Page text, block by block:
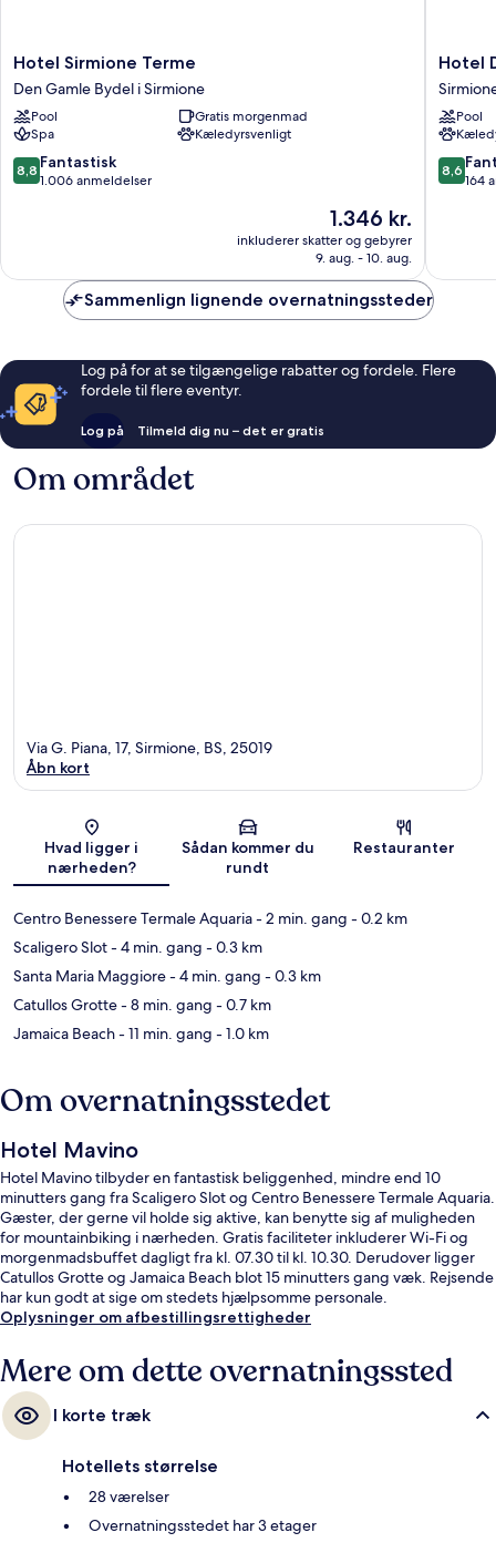
Hotel
Sirmione
Terme
Den
Gamle
Bydel
i
Hotel Sirmione Terme
Den Gamle Bydel i Sirmione
Pool
Gratis morgenmad
Spa
Kæledyrsvenligt
8.8
ud
anmeldelser
8,8 Fantastisk
1.006 anmeldelser
Prisen
1.346 kr.
1.346 kr.
inkluderer skatter og gebyrer
9. aug. - 10. aug.
Hotel
Désirée
by
Double
Hotel
Pool
8.6
ud
8,6
164
Sammenlign lignende overnatningssteder
Log på for at se tilgængelige rabatter og fordele. Flere
fordele til flere eventyr.
Log på Tilmeld dig nu – det er gratis
Om området
Kort
Via G. Piana, 17, Sirmione, BS, 25019
Åbn kort
Hvad ligger i
nærheden?
Sådan kommer du
rundt
Restauranter
Centro Benessere Termale Aquaria- 2 min. gang - 0.2 km
Scaligero Slot- 4 min. gang - 0.3 km
Santa Maria Maggiore- 4 min. gang - 0.3 km
Catullos Grotte- 8 min. gang - 0.7 km
Jamaica Beach- 11 min. gang - 1.0 km
Om overnatningsstedet
Hotel Mavino
Hotel Mavino tilbyder en fantastisk beliggenhed, mindre end 10
minutters gang fra Scaligero Slot og Centro Benessere Termale Aquaria.
Gæster, der gerne vil holde sig aktive, kan benytte sig af muligheden
for mountainbiking i nærheden. Gratis faciliteter inkluderer Wi-Fi og
morgenmadsbuffet dagligt fra kl. 07.30 til kl. 10.30. Derudover ligger
Catullos Grotte og Jamaica Beach blot 15 minutters gang væk. Rejsende
har kun godt at sige om stedets hjælpsomme personale.
Oplysninger om afbestillingsrettigheder
Mere om dette overnatningssted
I korte træk
Hotellets størrelse
28 værelser
Overnatningsstedet har 3 etager